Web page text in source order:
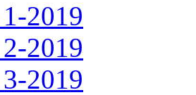
2019
2019
2019